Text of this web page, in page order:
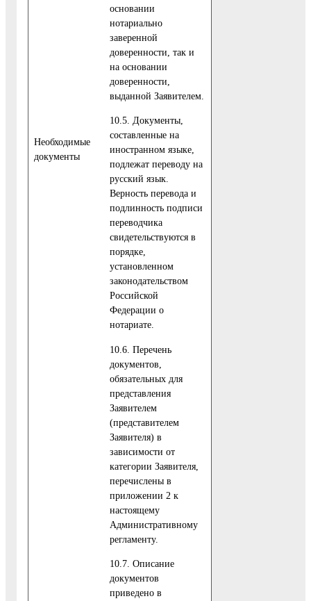
Необходимые
документы
основании
нотариально
заверенной
доверенности, так и
на основании
доверенности,
выданной Заявителем.
10.5. Документы,
составленные на
иностранном языке,
подлежат переводу на
русский язык.
Верность перевода и
подлинность подписи
переводчика
свидетельствуются в
порядке,
установленном
законодательством
Российской
Федерации о
нотариате.
10.6. Перечень
документов,
обязательных для
представления
Заявителем
(представителем
Заявителя) в
зависимости от
категории Заявителя,
перечислены в
приложении 2 к
настоящему
Административному
регламенту.
10.7. Описание
документов
приведено в